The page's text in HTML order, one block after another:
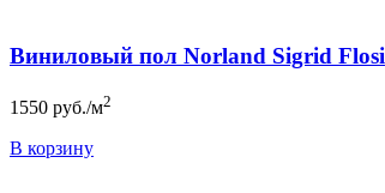
Виниловый пол Norland Sigrid Flosi
1550 руб./м2
В корзину